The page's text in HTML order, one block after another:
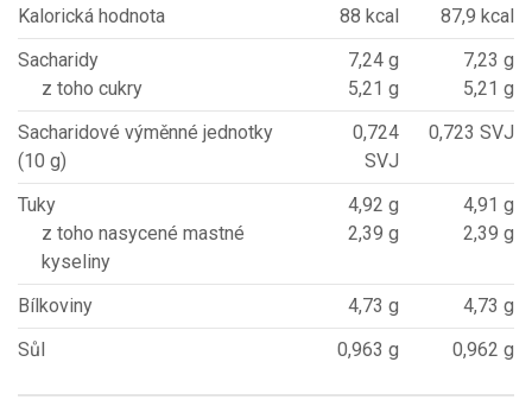
Kalorická hodnota
88 kcal
87,9 kcal
Sacharidy
z toho cukry
7,24 g
5,21 g
7,23 g
5,21 g
Sacharidové výměnné jednotky
(10 g)
0,724
SVJ
0,723 SVJ
Tuky
z toho nasycené mastné
kyseliny
4,92 g
2,39 g
4,91 g
2,39 g
Bílkoviny 4,73 g
4,73 g
Sůl
0,963 g 0,962 g